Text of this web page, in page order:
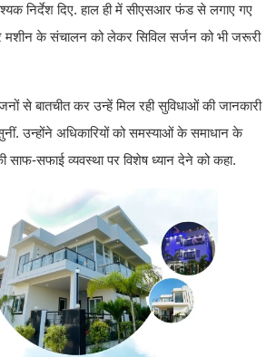
निर्देश दिए. हाल ही में सीएसआर फंड से लगाए गए
के संचालन को लेकर सिविल सर्जन को भी जरूरी
से बातचीत कर उन्हें मिल रही सुविधाओं की जानकारी
उन्होंने अधिकारियों को समस्याओं के समाधान के
साफ-सफाई व्यवस्था पर विशेष ध्यान देने को कहा.